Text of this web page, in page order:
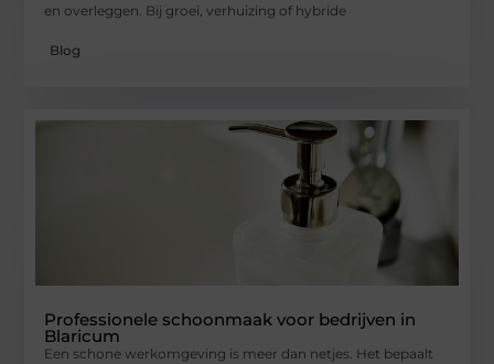
en overleggen. Bij groei, verhuizing of hybride
Blog
Professionele schoonmaak voor bedrijven in
Blaricum
Een schone werkomgeving is meer dan netjes. Het bepaalt